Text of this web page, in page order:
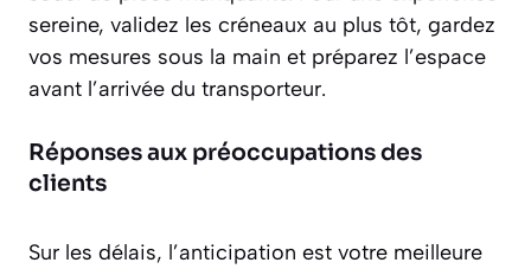
sereine, validez les créneaux au plus tôt, gardez
vos mesures sous la main et préparez l’espace
avant l’arrivée du transporteur.
Réponses aux préoccupations des
clients
Sur les délais, l’anticipation est votre meilleure